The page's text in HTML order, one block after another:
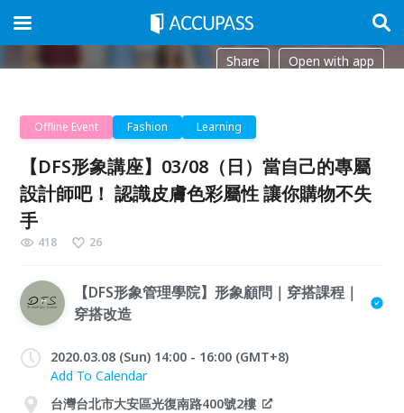
Share Open with app
Offline Event Fashion Learning
【DFS形象講座】03/08（日）當自己的專屬
設計師吧！ 認識皮膚色彩屬性 讓你購物不失
手
418 26
【DFS形象管理學院】形象顧問｜穿搭課程｜
穿搭改造
2020.03.08 (Sun) 14:00 - 16:00 (GMT+8)
Add To Calendar
台灣台北市大安區光復南路400號2樓